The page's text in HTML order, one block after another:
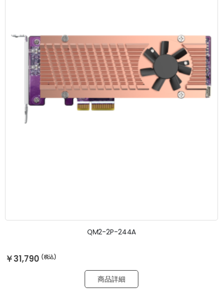
QM2-2P-244A
￥31,790
商品詳細